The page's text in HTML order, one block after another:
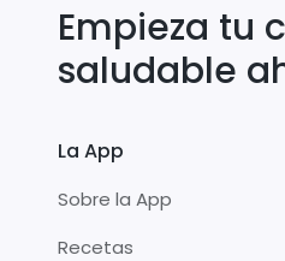
Empieza tu
saludable
La App
Sobre la App
Recetas